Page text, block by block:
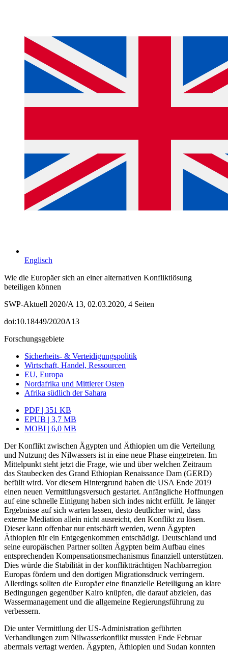
Englisch
Wie die Europäer sich an einer alternativen Konfliktlösung
beteiligen können
SWP-Aktuell 2020/A 13, 02.03.2020, 4 Seiten
doi:10.18449/2020A13
Forschungsgebiete
Sicherheits- & Verteidigungspolitik
Wirtschaft, Handel, Ressourcen
EU, Europa
Nordafrika und Mittlerer Osten
Afrika südlich der Sahara
PDF | 351 KB
EPUB | 3,7 MB
MOBI | 6,0 MB
Der Konflikt zwischen Ägypten und Äthiopien um die Verteilung
und Nutzung des Nilwassers ist in eine neue Phase eingetreten. Im
Mittelpunkt steht jetzt die Frage, wie und über welchen Zeitraum
das Stau­becken des Grand Ethiopian Renaissance Dam (GERD)
befüllt wird. Vor diesem Hintergrund haben die USA Ende 2019
einen neuen Vermittlungsversuch gestartet. Anfängliche Hoffnungen
auf eine schnelle Eini­gung haben sich indes nicht erfüllt. Je länger
Ergebnisse auf sich warten lassen, desto deut­licher wird, dass
externe Mediation allein nicht ausreicht, den Konflikt zu lösen.
Dieser kann offenbar nur entschärft werden, wenn Ägypten
Äthiopien für ein Entgegen­kommen entschädigt. Deutschland und
seine europäischen Partner sollten Ägypten beim Aufbau eines
entsprechenden Kompensationsmechanismus finan­ziell unter­stützen.
Dies würde die Stabilität in der konfliktträchtigen Nachbarregion
Europas fördern und den dortigen Migrationsdruck verringern.
Allerdings sollten die Europäer eine finan­zielle Beteiligung an klare
Bedingungen gegenüber Kairo knüpfen, die daraufabzielen, das
Wassermanagement und die allgemeine Regierungsführung zu
verbessern.
Die unter Vermittlung der US-Adminis­tration geführten
Verhandlungen zum Nilwasserkonflikt mussten Ende Februar
abermals vertagt werden. Ägypten, Äthio­pien und Sudan konnten